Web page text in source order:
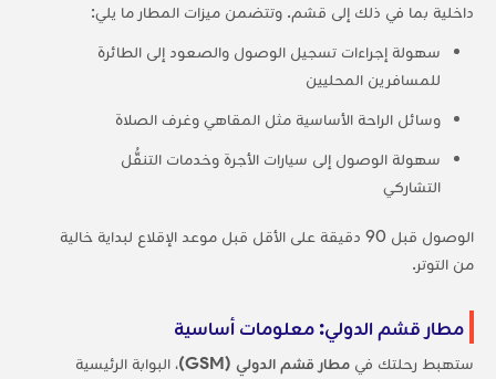
داخلية بما في ذلك إلى قشم. وتتضمن ميزات المطار ما يلي:
سهولة إجراءات تسجيل الوصول والصعود إلى الطائرة
للمسافرين المحليين
وسائل الراحة الأساسية مثل المقاهي وغرف الصلاة
سهولة الوصول إلى سيارات الأجرة وخدمات التنقُّل
التشاركي
الوصول قبل 90 دقيقة على الأقل قبل موعد الإقلاع لبداية خالية
من التوتر.
مطار قشم الدولي: معلومات أساسية
ستهبط رحلتك في مطار قشم الدولي (GSM)
، البوابة الرئيسية